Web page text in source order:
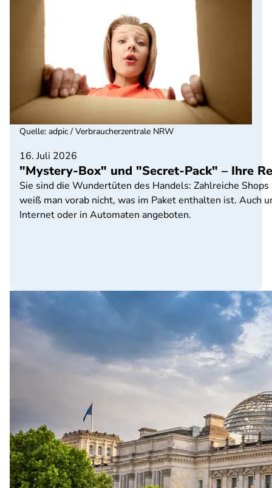
16. Juli 2026
"Mystery-Box" und "Secret-Pack" – Ihre
Sie sind die Wundertüten des Handels: Zahlreiche
weiß man vorab nicht, was im Paket enthalten ist. Auch
Internet oder in Automaten angeboten.
Quelle: adpic / Verbraucherzentrale NRW